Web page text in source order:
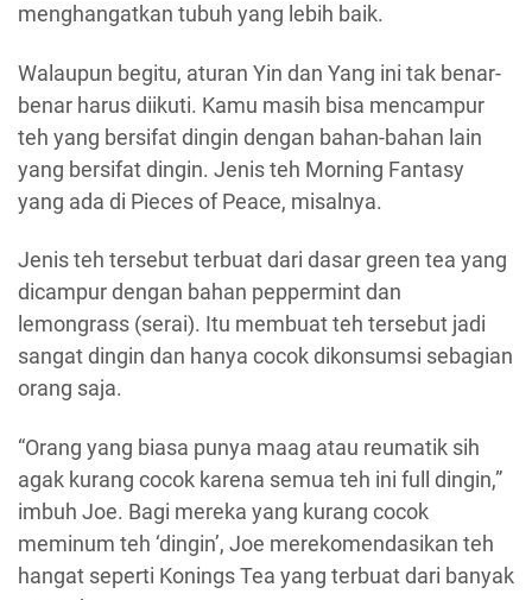
menghangatkan tubuh yang lebih baik.
Walaupun begitu, aturan Yin dan Yang ini tak benar-
benar harus diikuti. Kamu masih bisa mencampur
teh yang bersifat dingin dengan bahan-bahan lain
yang bersifat dingin. Jenis teh Morning Fantasy
yang ada di Pieces of Peace, misalnya.
Jenis teh tersebut terbuat dari dasar green tea yang
dicampur dengan bahan peppermint dan
lemongrass (serai). Itu membuat teh tersebut jadi
sangat dingin dan hanya cocok dikonsumsi sebagian
orang saja.
“Orang yang biasa punya maag atau reumatik sih
agak kurang cocok karena semua teh ini full dingin,”
imbuh Joe. Bagi mereka yang kurang cocok
meminum teh ‘dingin’, Joe merekomendasikan teh
hangat seperti Konings Tea yang terbuat dari banyak